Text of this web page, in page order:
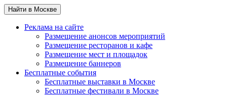
Найти в Москве
Реклама на сайте
Размещение анонсов мероприятий
Размещение ресторанов и кафе
Размещение мест и площадок
Размещение баннеров
Бесплатные события
Бесплатные выставки в Москве
Бесплатные фестивали в Москве